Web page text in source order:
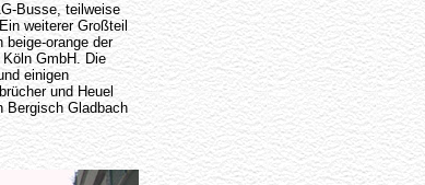
Busse, teilweise
weiterer Großteil
orange der
GmbH. Die
einigen
und Heuel
Bergisch Gladbach